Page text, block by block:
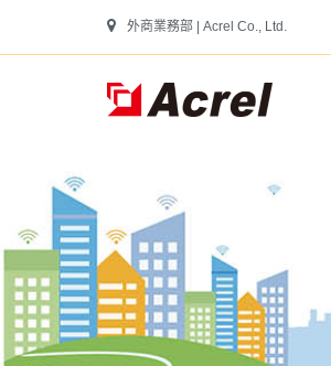
外商業務部 | Acrel Co., Ltd.